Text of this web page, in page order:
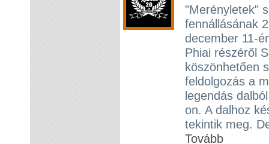
"Merényletek"
fennállásának
december 11-
Phiai részéről
köszönhetően
feldolgozás a
legendás
on. A dalhoz
tekintik meg.
Tovább